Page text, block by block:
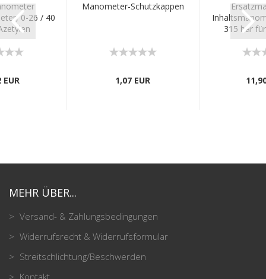
0-26 / 40
EUR
Manometer-Schutzkappen
1,07 EUR
315 bar
MEHR ÜBER...
Versand- & Zahlungsbedingungen
Widerrufsrecht & Widerrufsformular
Streitschlichtung/Beschwerden
Kontakt